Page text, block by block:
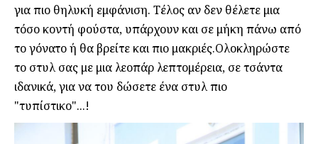
για πιο θηλυκή εμφάνιση. Τέλος αν δεν θέλετε μια
τόσο κοντή φούστα, υπάρχουν και σε μήκη πάνω από
το γόνατο ή θα βρείτε και πιο μακριές.Ολοκληρώστε
το στυλ σας με μια λεοπάρ λεπτομέρεια, σε τσάντα
ιδανικά, για να του δώσετε ένα στυλ πιο
"τυπίστικο"...!